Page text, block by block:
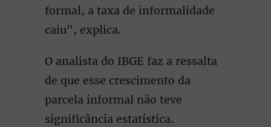
formal, a taxa de informalidade
caiu", explica.
O analista do IBGE faz a ressalta
de que esse crescimento da
parcela informal não teve
significância estatística.